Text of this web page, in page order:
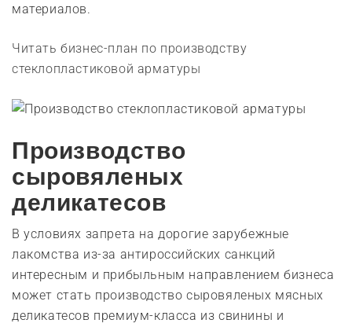
материалов.
Читать бизнес-план по производству
стеклопластиковой арматуры
Производство
сыровяленых
деликатесов
В условиях запрета на дорогие зарубежные
лакомства из-за антироссийских санкций
интересным и прибыльным направлением бизнеса
может стать производство сыровяленых мясных
деликатесов премиум-класса из свинины и